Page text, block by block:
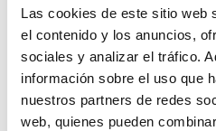
Las cookies de este sitio web
el contenido y los anuncios,
sociales y analizar el tráfico.
información sobre el uso que
nuestros partners de redes
web, quienes pueden